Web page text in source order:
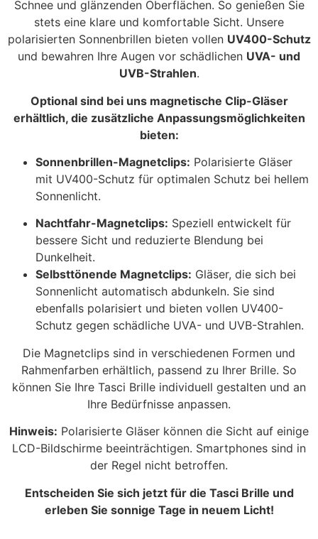
Schnee und glänzenden Oberflächen. So genießen Sie
stets eine klare und komfortable Sicht. Unsere
polarisierten Sonnenbrillen bieten vollen UV400-Schutz
und bewahren Ihre Augen vor schädlichen UVA- und
UVB-Strahlen.
Optional sind bei uns magnetische Clip-Gläser
erhältlich, die zusätzliche Anpassungsmöglichkeiten
bieten:
Sonnenbrillen-Magnetclips: Polarisierte Gläser
mit UV400-Schutz für optimalen Schutz bei hellem
Sonnenlicht.
Nachtfahr-Magnetclips: Speziell entwickelt für
bessere Sicht und reduzierte Blendung bei
Dunkelheit.
Selbsttönende Magnetclips: Gläser, die sich bei
Sonnenlicht automatisch abdunkeln. Sie sind
ebenfalls polarisiert und bieten vollen UV400-
Schutz gegen schädliche UVA- und UVB-Strahlen.
Die Magnetclips sind in verschiedenen Formen und
Rahmenfarben erhältlich, passend zu Ihrer Brille. So
können Sie Ihre Tasci Brille individuell gestalten und an
Ihre Bedürfnisse anpassen.
Hinweis: Polarisierte Gläser können die Sicht auf einige
LCD-Bildschirme beeinträchtigen. Smartphones sind in
der Regel nicht betroffen.
Entscheiden Sie sich jetzt für die Tasci Brille und
erleben Sie sonnige Tage in neuem Licht!